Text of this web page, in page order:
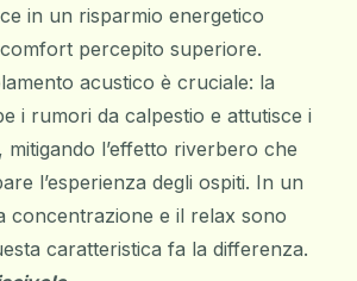
in un risparmio energetico
percepito superiore.
acustico è cruciale: la
i rumori da calpestio e attutisce i
mitigando l’effetto riverbero che
l’esperienza degli ospiti. In un
concentrazione e il relax sono
caratteristica fa la differenza.